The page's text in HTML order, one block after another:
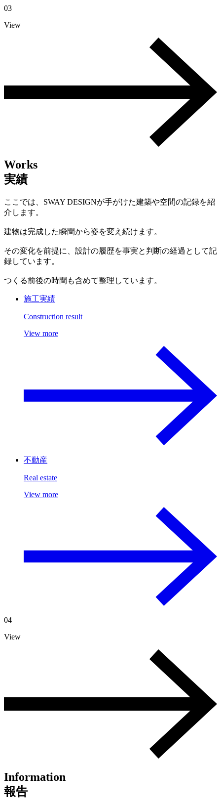
03
View
Works
実績
ここでは、SWAY DESIGNが手がけた建築や空間の記録を紹
介します。
建物は完成した瞬間から姿を変え続けます。
その変化を前提に、設計の履歴を事実と判断の経過として記
録しています。
つくる前後の時間も含めて整理しています。
施工実績
Construction result
View more
不動産
Real estate
View more
04
View
Information
報告